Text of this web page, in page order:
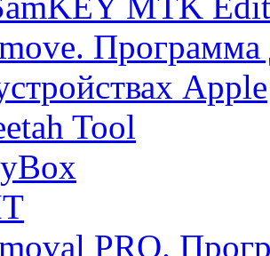
Программа
Apple
Tool
PRO.